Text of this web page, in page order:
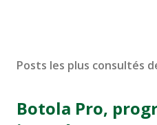
Posts les plus consultés
Botola Pro,